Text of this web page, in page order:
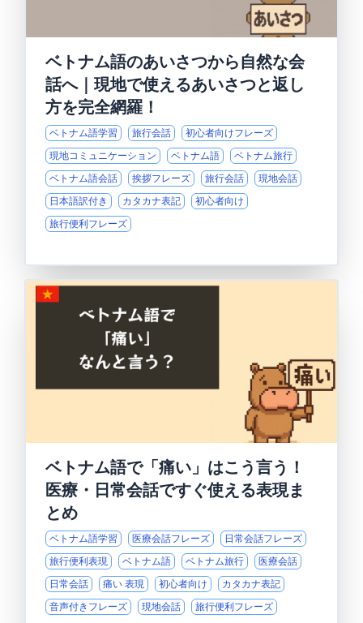
ベトナム語のあいさつから自然な会
話へ｜現地で使えるあいさつと返し
方を完全網羅！
ベトナム語学習 旅行会話
初心者向けフレーズ
現地コミュニケーション
ベトナム語
ベトナム旅行
ベトナム語会話
挨拶フレーズ 旅行会話
現地会話
日本語訳付き
カタカナ表記
初心者向け
旅行便利フレーズ
ベトナム語で「痛い」はこう言う！
医療・日常会話ですぐ使える表現ま
とめ
ベトナム語学習 医療会話フレーズ
日常会話フレーズ
旅行便利表現
ベトナム語 ベトナム旅行
医療会話
日常会話
痛い 表現 初心者向け
カタカナ表記
音声付きフレーズ
現地会話 旅行便利フレーズ